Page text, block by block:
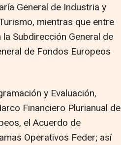
General de Industria y
mientras que entre
Subdirección General de
de Fondos Europeos
y Evaluación,
Financiero Plurianual de
el Acuerdo de
Operativos Feder; así